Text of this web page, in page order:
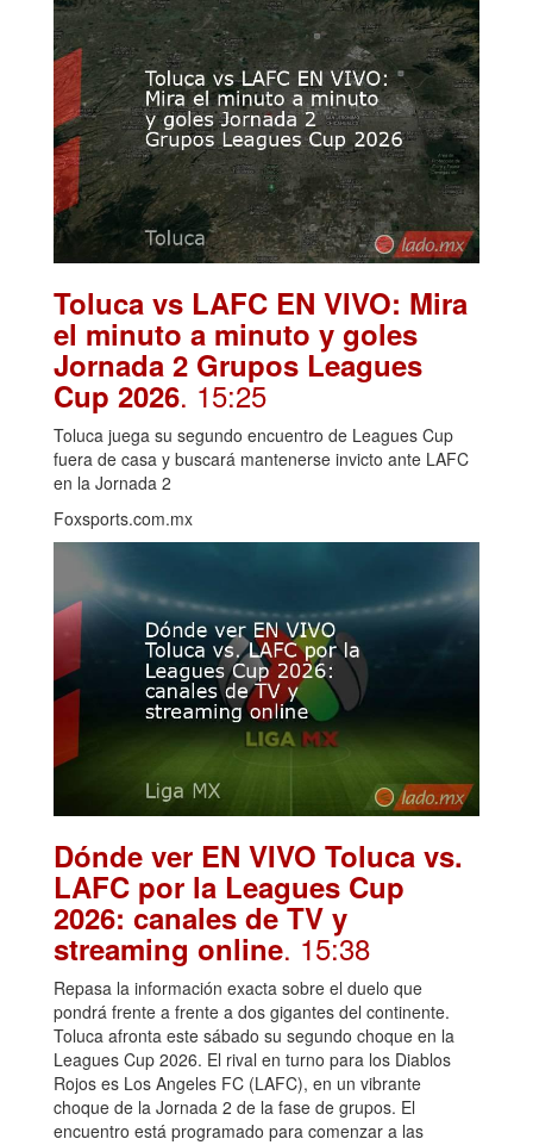
Toluca vs LAFC EN VIVO: Mira
el minuto a minuto y goles
Jornada 2 Grupos Leagues
Cup 2026. 15:25
Toluca juega su segundo encuentro de Leagues Cup
fuera de casa y buscará mantenerse invicto ante LAFC
en la Jornada 2
Foxsports.com.mx
Dónde ver EN VIVO Toluca vs.
LAFC por la Leagues Cup
2026: canales de TV y
streaming online. 15:38
Repasa la información exacta sobre el duelo que
pondrá frente a frente a dos gigantes del continente.
Toluca afronta este sábado su segundo choque en la
Leagues Cup 2026. El rival en turno para los Diablos
Rojos es Los Angeles FC (LAFC), en un vibrante
choque de la Jornada 2 de la fase de grupos. El
encuentro está programado para comenzar a las